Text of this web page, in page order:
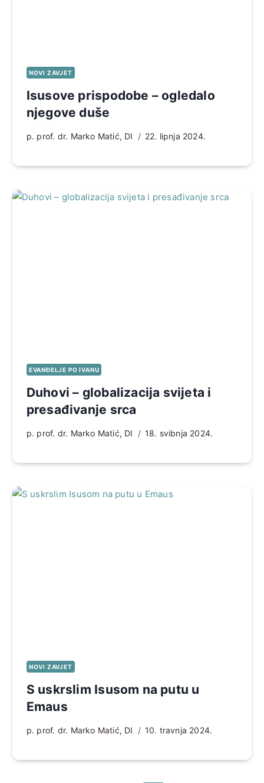
NOVI ZAVJET
Isusove prispodobe – ogledalo
njegove duše
p. prof. dr. Marko Matić, DI 22. lipnja 2024.
EVANĐELJE PO IVANU
Duhovi – globalizacija svijeta i
presađivanje srca
p. prof. dr. Marko Matić, DI 18. svibnja 2024.
NOVI ZAVJET
S uskrslim Isusom na putu u
Emaus
p. prof. dr. Marko Matić, DI 10. travnja 2024.